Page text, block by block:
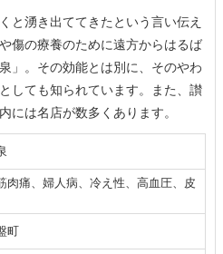
と湧き出ててきたという言い伝え
傷の療養のために遠方からはるば
」。その効能とは別に、そのやわ
しても知られています。また、讃
には名店が数多くあります。
肉痛、婦人病、冷え性、高血圧、皮
町